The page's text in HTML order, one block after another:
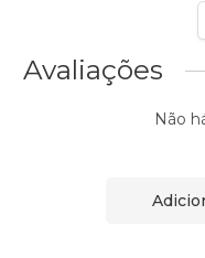
Avaliações
Não